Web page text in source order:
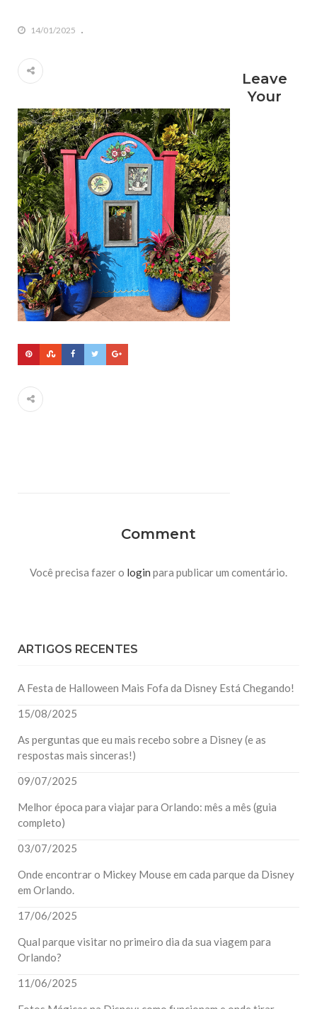
14/01/2025
Leave
Your
Comment
Você precisa fazer o login para publicar um comentário.
ARTIGOS RECENTES
A Festa de Halloween Mais Fofa da Disney Está Chegando!
15/08/2025
As perguntas que eu mais recebo sobre a Disney (e as
respostas mais sinceras!)
09/07/2025
Melhor época para viajar para Orlando: mês a mês (guia
completo)
03/07/2025
Onde encontrar o Mickey Mouse em cada parque da Disney
em Orlando.
17/06/2025
Qual parque visitar no primeiro dia da sua viagem para
Orlando?
11/06/2025